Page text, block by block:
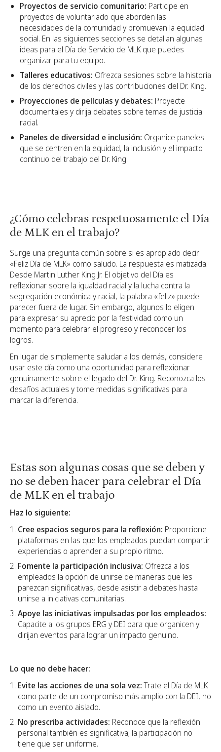
Proyectos de servicio comunitario: Participe en
proyectos de voluntariado que aborden las
necesidades de la comunidad y promuevan la equidad
social. En las siguientes secciones se detallan algunas
ideas para el Día de Servicio de MLK que puedes
organizar para tu equipo.
Talleres educativos: Ofrezca sesiones sobre la historia
de los derechos civiles y las contribuciones del Dr. King.
Proyecciones de películas y debates: Proyecte
documentales y dirija debates sobre temas de justicia
racial.
Paneles de diversidad e inclusión: Organice paneles
que se centren en la equidad, la inclusión y el impacto
continuo del trabajo del Dr. King.
¿Cómo celebras respetuosamente el Día
de MLK en el trabajo?
Surge una pregunta común sobre si es apropiado decir
«Feliz Día de MLK» como saludo. La respuesta es matizada.
Desde Martin Luther King Jr. El objetivo del Día es
reflexionar sobre la igualdad racial y la lucha contra la
segregación económica y racial, la palabra «feliz» puede
parecer fuera de lugar. Sin embargo, algunos lo eligen
para expresar su aprecio por la festividad como un
momento para celebrar el progreso y reconocer los
logros.
En lugar de simplemente saludar a los demás, considere
usar este día como una oportunidad para reflexionar
genuinamente sobre el legado del Dr. King. Reconozca los
desafíos actuales y tome medidas significativas para
marcar la diferencia.
Estas son algunas cosas que se deben y
no se deben hacer para celebrar el Día
de MLK en el trabajo
Haz lo siguiente:
Cree espacios seguros para la reflexión: Proporcione
plataformas en las que los empleados puedan compartir
experiencias o aprender a su propio ritmo.
Fomente la participación inclusiva: Ofrezca a los
empleados la opción de unirse de maneras que les
parezcan significativas, desde asistir a debates hasta
unirse a iniciativas comunitarias.
Apoye las iniciativas impulsadas por los empleados:
Capacite a los grupos ERG y DEI para que organicen y
dirijan eventos para lograr un impacto genuino.
Lo que no debe hacer:
Evite las acciones de una sola vez:Trate el Día de MLK
como parte de un compromiso más amplio con la DEI, no
como un evento aislado.
No prescriba actividades: Reconoce que la reflexión
personal también es significativa; la participación no
tiene que ser uniforme.